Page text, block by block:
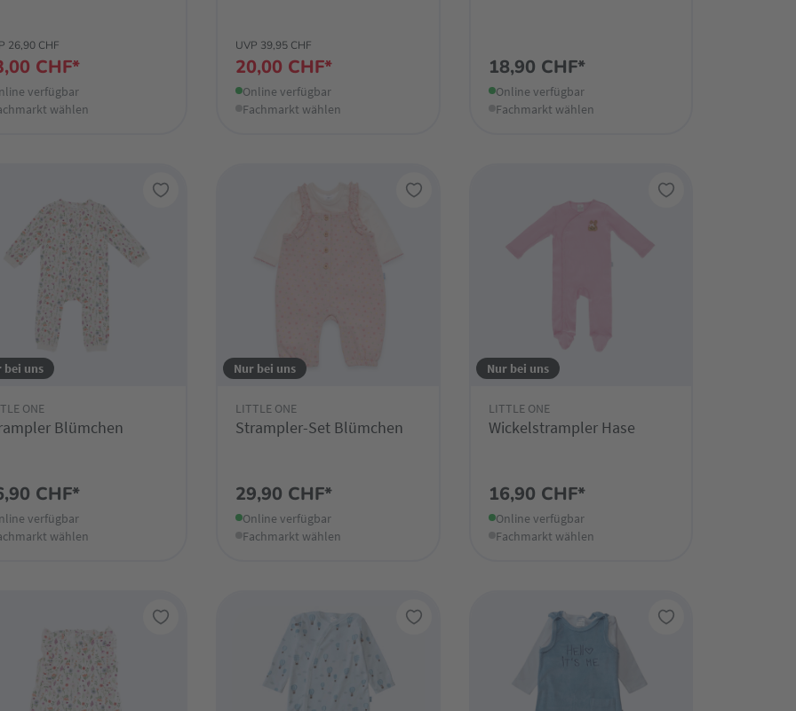
26,90 CHF
CHF*
verfügbar
wählen
UVP 39,95 CHF
20,00 CHF*
Online verfügbar
Fachmarkt wählen
18,90 CHF*
Online verfügbar
Fachmarkt wählen
bei uns
ONE
Blümchen
CHF*
verfügbar
wählen
Nur bei uns
LITTLE ONE
Strampler-Set Blümchen
29,90 CHF*
Online verfügbar
Fachmarkt wählen
Nur bei uns
LITTLE ONE
Wickelstrampler Hase
16,90 CHF*
Online verfügbar
Fachmarkt wählen